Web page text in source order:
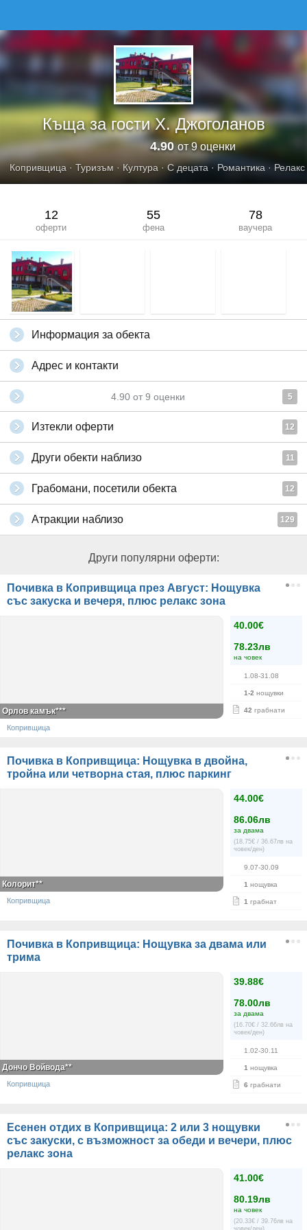
Къща за гости Х. Джоголанов
4.90от 9 оценки
Копривщица · Туризъм · Култура ·С децата · Романтика · Релакс
12
оферти
55
фена
78
ваучера
Информация за обекта
Адрес и контакти
4.90 от 9 оценки 5
Изтекли оферти 12
Други обекти наблизо 11
Грабомани, посетили обекта 12
Атракции наблизо 129
Други популярни оферти:
Почивка в Копривщица през Август: Нощувка
със закуска и вечеря, плюс релакс зона
40.00€
78.23лв
на човек
1.08-31.08
1-2 нощувки
42 грабнати
Орлов камък***
Копривщица
Почивка в Копривщица: Нощувка в двойна,
тройна или четворна стая, плюс паркинг
44.00€
86.06лв
за двама
(18.75€ / 36.67лв на
човек/ден)
9.07-30.09
1 нощувка
1 грабнат
Колорит**
Копривщица
Почивка в Копривщица: Нощувка за двама или
трима
39.88€
78.00лв
за двама
(16.70€ / 32.66лв на
човек/ден)
1.02-30.11
1 нощувка
6 грабнати
Дончо Войвода**
Копривщица
Есенен отдих в Копривщица: 2 или 3 нощувки
със закуски, с възможност за обеди и вечери, плюс
релакс зона
41.00€
80.19лв
на човек
(20.33€ / 39.76лв на